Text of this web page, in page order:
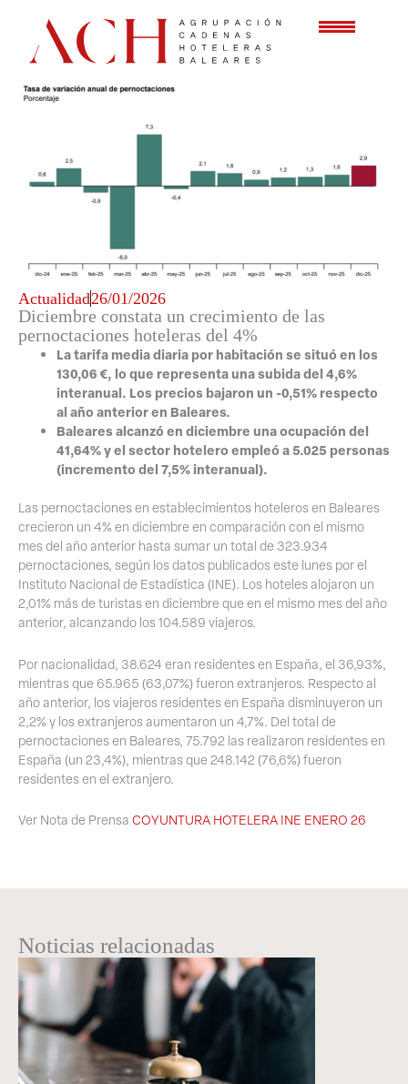
contenido
Actualidad26/01/2026
Diciembre constata un crecimiento de las
pernoctaciones hoteleras del 4%
La tarifa media diaria por habitación se situó en los
130,06 €, lo que representa una subida del 4,6%
interanual. Los precios bajaron un -0,51% respecto
al año anterior en Baleares.
Baleares alcanzó en diciembre una ocupación del
41,64% y el sector hotelero empleó a 5.025 personas
(incremento del 7,5% interanual).
Las pernoctaciones en establecimientos hoteleros en Baleares
crecieron un 4% en diciembre en comparación con el mismo
mes del año anterior hasta sumar un total de 323.934
pernoctaciones, según los datos publicados este lunes por el
Instituto Nacional de Estadística (INE). Los hoteles alojaron un
2,01% más de turistas en diciembre que en el mismo mes del año
anterior, alcanzando los 104.589 viajeros.
Por nacionalidad, 38.624 eran residentes en España, el 36,93%,
mientras que 65.965 (63,07%) fueron extranjeros. Respecto al
año anterior, los viajeros residentes en España disminuyeron un
2,2% y los extranjeros aumentaron un 4,7%. Del total de
pernoctaciones en Baleares, 75.792 las realizaron residentes en
España (un 23,4%), mientras que 248.142 (76,6%) fueron
residentes en el extranjero.
Ver Nota de Prensa COYUNTURA HOTELERA INE ENERO 26
Noticias relacionadas